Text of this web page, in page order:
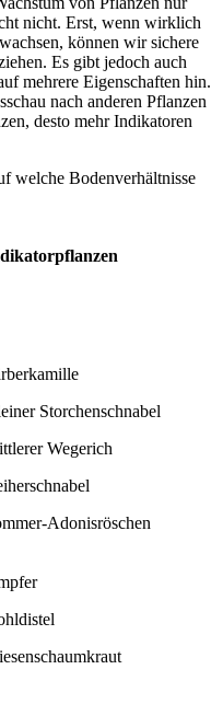
nicht. Erst, wenn wirklich
können wir sichere
Es gibt jedoch auch
mehrere Eigenschaften hin.
nach anderen Pflanzen
desto mehr Indikatoren
welche Bodenverhältnisse
Storchenschnabel
Wegerich
Adonisröschen